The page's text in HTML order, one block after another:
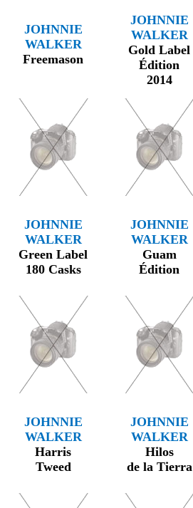
JOHNNIE
WALKER
Freemason
JOHNNIE
WALKER
Gold Label
Édition
2014
JOHNNIE
WALKER
Green Label
180 Casks
JOHNNIE
WALKER
Guam
Édition
JOHNNIE
WALKER
Harris
Tweed
JOHNNIE
WALKER
Hilos
de la Tierra